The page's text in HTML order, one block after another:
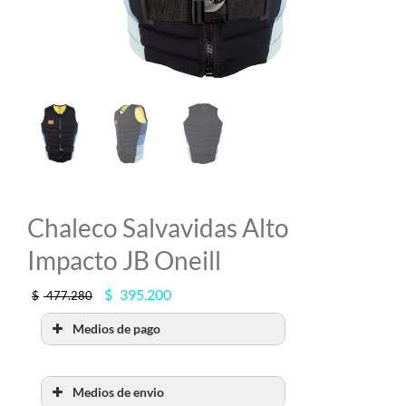
Chaleco Salvavidas Alto
Impacto JB Oneill
$ 477.280
El
precio
original
era:
$ 395.200El
precio
es:
Medios de pago
Medios de envio